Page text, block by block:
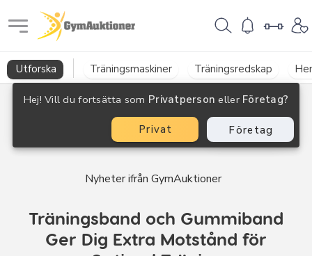
GymAuktioner
Hej! Vill du fortsätta som Privatperson eller Företag?
Privat Företag
Utforska Träningsmaskiner Träningsredskap
Nyheter ifrån GymAuktioner
Träningsband och Gummiband
Ger Dig Extra Motstånd för